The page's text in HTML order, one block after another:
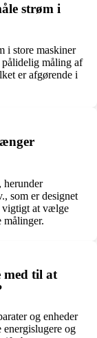
strøm i
i store maskiner
måling af
er afgørende i
herunder
som er designet
vigtigt at vælge
målinger.
med til at
og enheder
og